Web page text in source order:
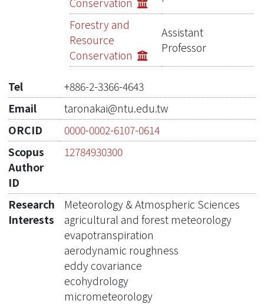
Metrics
Network Lab
Forestry and
Resource
Conservation
Assistant
Professor
Tel
+886-2-3366-4643
Email
taronakai@ntu.edu.tw
ORCID
0000-0002-6107-0614
Scopus
Author
ID
12784930300
Research
Interests
Meteorology & Atmospheric Sciences
agricultural and forest meteorology
evapotranspiration
aerodynamic roughness
eddy covariance
ecohydrology
micrometeorology